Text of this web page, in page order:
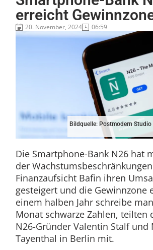
erreicht
20. November, 2024 06:59
Bildquelle: Postmodern
Die Smartphone-Bank N26 hat
der
Finanzaufsicht Bafin ihren
gesteigert und die Gewinnzone
einem halben Jahr schreibe
Monat schwarze Zahlen, teilten
N26-Gründer Valentin Stalf und
Tayenthal in Berlin mit.